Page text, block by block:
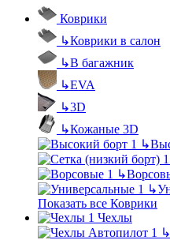
Коврики
↳Коврики в салон
↳В багажник
↳EVA
↳3D
↳Кожаные 3D
↳
↳
↳
Показать все Коврики
Чехлы
↳